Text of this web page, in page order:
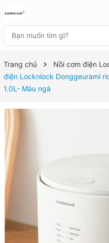
Trang chủ Nồi cơm điện
điện Locknlock Donggeurami
1.0L- Màu ngà